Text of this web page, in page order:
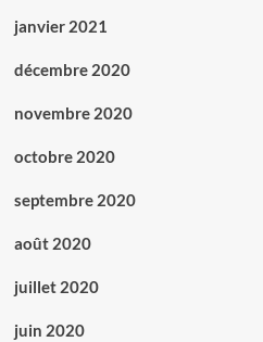
janvier 2021
décembre 2020
novembre 2020
octobre 2020
septembre 2020
août 2020
juillet 2020
juin 2020